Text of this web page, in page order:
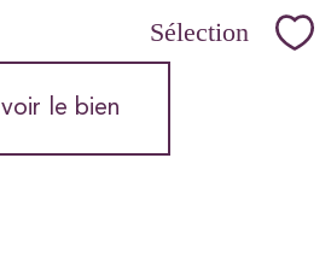
Sélection
voir le bien